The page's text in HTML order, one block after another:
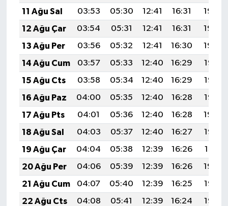
11 Ağu Sal
03:53 05:30 12:41 16:31
19:42
12 Ağu Çar
03:54 05:31 12:41 16:31
19:40
13 Ağu Per
03:56 05:32 12:41 16:30
19:39
14 Ağu Cum
03:57 05:33 12:40 16:29
19:38
15 Ağu Cts
03:58 05:34 12:40 16:29
19:36
16 Ağu Paz
04:00 05:35 12:40 16:28
19:35
17 Ağu Pts
04:01 05:36 12:40 16:28
19:34
18 Ağu Sal
04:03 05:37 12:40 16:27
19:32
19 Ağu Çar
04:04 05:38 12:39 16:26
19:31
20 Ağu Per
04:06 05:39 12:39 16:26
19:29
21 Ağu Cum
04:07 05:40 12:39 16:25
19:28
22 Ağu Cts
04:08 05:41 12:39 16:24
19:26